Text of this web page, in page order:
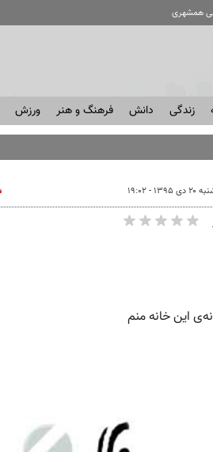
همشهری
زندگی دانش فرهنگ و هنر ورزش
۱۳۹۵ - ۱۹:۰۲
این خانه منم